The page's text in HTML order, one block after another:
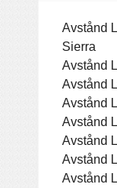
Avstånd
Sierra
Avstånd
Avstånd
Avstånd
Avstånd
Avstånd
Avstånd
Avstånd